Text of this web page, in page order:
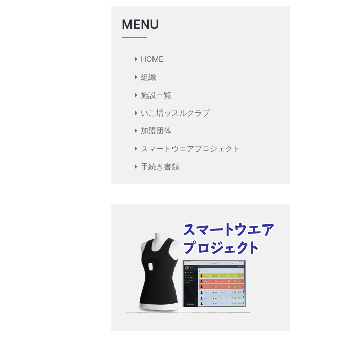
MENU
HOME
組織
施設一覧
いこ増ッスルクラブ
加盟団体
スマートウエアプロジェクト
手続き書類